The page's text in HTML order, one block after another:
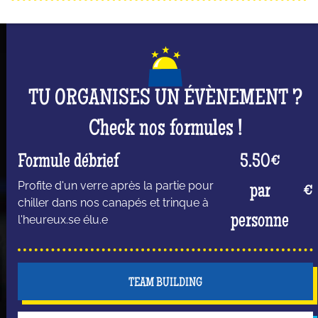
bloquer ou voler tes adversaires (ou même la
alors fais preuve de stratégie.
Mais n'oublie pas que tu es surtout là pour t'amuser
et passer un moment inoubliable dont elle sera le
centre de l’attention ! #Queen
TU ORGANISES UN ÉVÈNEMENT ?
Check nos formules !
Formule débrief
Profite d'un verre après la partie pour
chiller dans nos canapés et trinque à
l'heureux.se élu.e
5.50€
par
personne
€
TEAM BUILDING